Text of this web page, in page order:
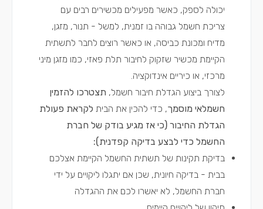
יכולה לספק, כאשר מפעילים מכשירים רבים עם
צריכת חשמל גבוהה בו זמנית, למשל - תנור, מזגן,
מדיח ומכונת כביסה, או כאשר רוצים לחבר לתשתית
הקיימת מכשיר שזקוק לחיבור תלת פאזי, כמו מזגן מיני
מרכזי, או כיריים אינדוקציה.
לצורך ביצוע הגדלת חיבור חשמל, תצטרכו להזמין
חשמלאי מוסמך, כדי להכין את הבית לקראת פעולת
הגדלת החיבור (כי אז מגיע בודק של חברת
החשמל כדי לבצע בדיקה קפדנית):
בדיקת תקינות של תשתית החשמל הקיימת אצלכם
בבית - בדיקה חיונית, שכן אם יתגלו ליקויים על ידי
חברת החשמל, לא יאשרו לכם את ההגדלה